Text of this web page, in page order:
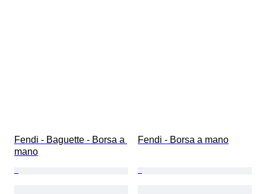
Fendi - Baguette - Borsa a
mano
Fendi - Borsa a mano